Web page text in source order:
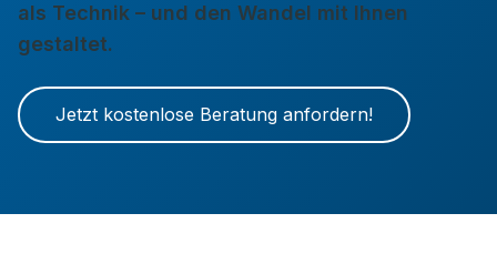
als Technik – und den Wandel mit Ihnen
gestaltet.
Jetzt kostenlose Beratung anfordern!